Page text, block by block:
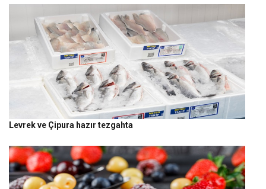
Levrek ve Çipura hazır tezgahta